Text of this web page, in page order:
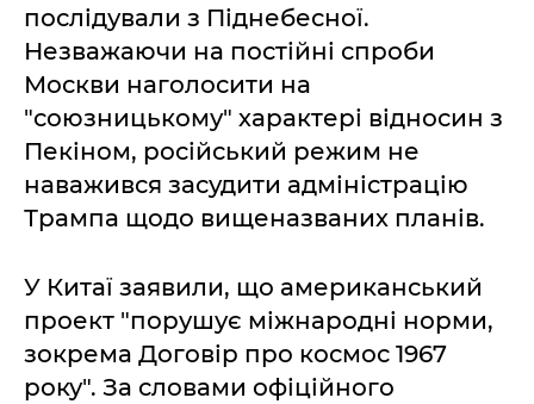
послідували з Піднебесної.
Незважаючи на постійні спроби
Москви наголосити на
"союзницькому" характері відносин з
Пекіном, російський режим не
наважився засудити адміністрацію
Трампа щодо вищеназваних планів.
У Китаї заявили, що американський
проект "порушує міжнародні норми,
зокрема Договір про космос 1967
року". За словами офіційного